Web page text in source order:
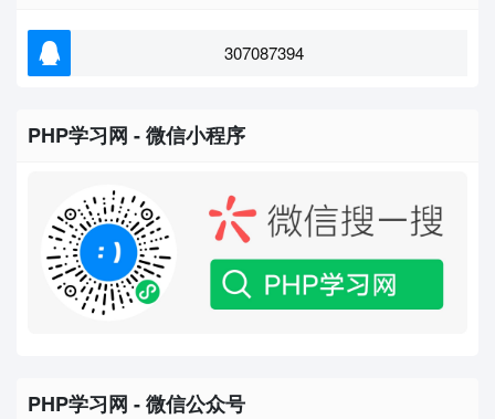
307087394
PHP学习网 - 微信小程序
PHP学习网 - 微信公众号